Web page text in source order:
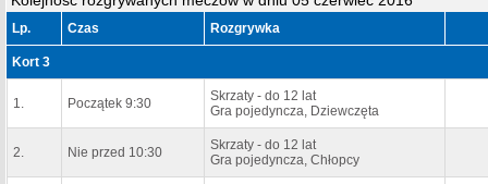
Lp. Czas Rozgrywka
Kort 3
1. Początek 9:30
Skrzaty - do 12 lat
Gra pojedyncza, Dziewczęta
2. Nie przed 10:30
Skrzaty - do 12 lat
Gra pojedyncza, Chłopcy